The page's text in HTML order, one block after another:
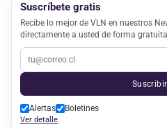
Suscríbete gratis
Recibe lo mejor de VLN en nuestros
directamente a usted de forma gratuita
Alertas Boletines
Ver detalle